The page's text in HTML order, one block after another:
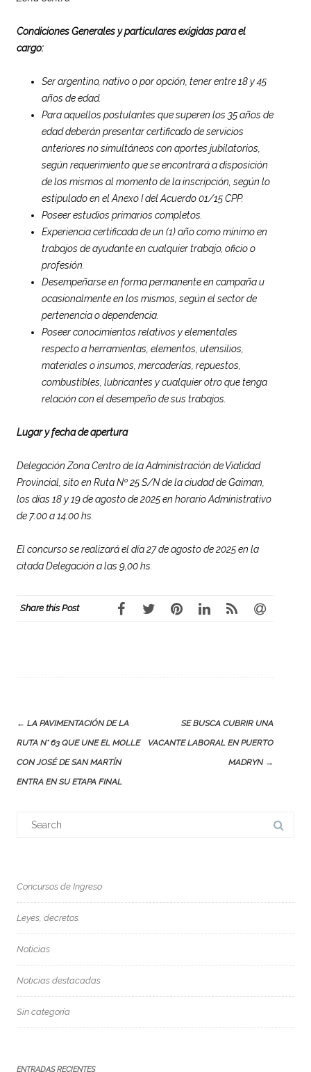
Condiciones Generales y particulares exigidas para el
cargo:
Ser argentino, nativo o por opción, tener entre 18 y 45
años de edad.
Para aquellos postulantes que superen los 35 años de
edad deberán presentar certificado de servicios
anteriores no simultáneos con aportes jubilatorios,
según requerimiento que se encontrará a disposición
de los mismos al momento de la inscripción, según lo
estipulado en el Anexo I del Acuerdo 01/15 CPP.
Poseer estudios primarios completos.
Experiencia certificada de un (1) año como mínimo en
trabajos de ayudante en cualquier trabajo, oficio o
profesión.
Desempeñarse en forma permanente en campaña u
ocasionalmente en los mismos, según el sector de
pertenencia o dependencia.
Poseer conocimientos relativos y elementales
respecto a herramientas, elementos, utensilios,
materiales o insumos, mercaderías, repuestos,
combustibles, lubricantes y cualquier otro que tenga
relación con el desempeño de sus trabajos.
Lugar y fecha de apertura
Delegación Zona Centro de la Administración de Vialidad
Provincial, sito en Ruta Nº 25 S/N de la ciudad de Gaiman,
los días 18 y 19 de agosto de 2025 en horario Administrativo
de 7:00 a 14:00 hs.
El concurso se realizará el día 27 de agosto de 2025 en la
citada Delegación a las 9,00 hs.
Share this Post
Post
navigation
← LA PAVIMENTACIÓN DE LA
RUTA N° 63 QUE UNE EL MOLLE
CON JOSÉ DE SAN MARTÍN
ENTRA EN SU ETAPA FINAL
SE BUSCA CUBRIR UNA
VACANTE LABORAL EN PUERTO
MADRYN →
Concursos de Ingreso
Leyes, decretos.
Noticias
Noticias destacadas
Sin categoría
ENTRADAS RECIENTES